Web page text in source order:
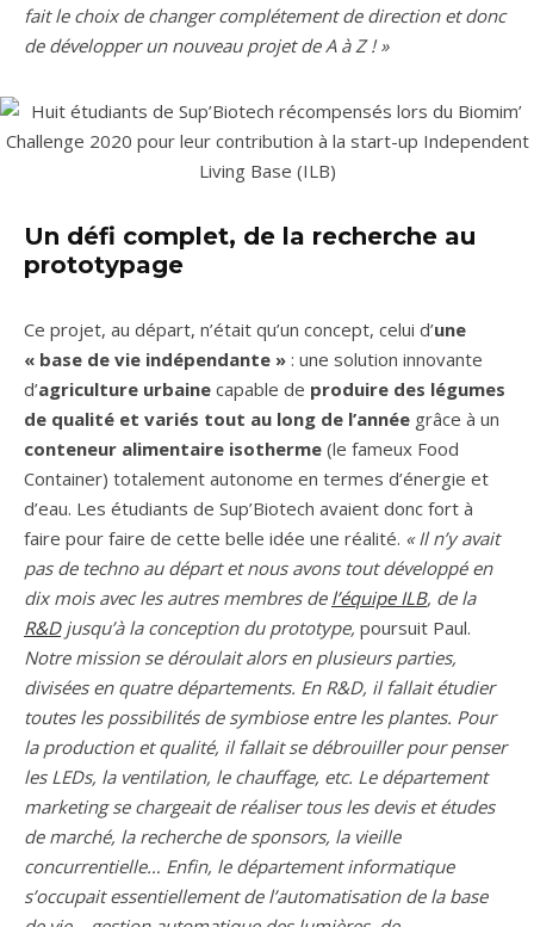
fait le choix de changer complétement de direction et donc
de développer un nouveau projet de A à Z ! »
Un défi complet, de la recherche au
prototypage
Ce projet, au départ, n’était qu’un concept, celui d’une
« base de vie indépendante » : une solution innovante
d’agriculture urbaine capable de produire des légumes
de qualité et variés tout au long de l’année grâce à un
conteneur alimentaire isotherme (le fameux Food
Container) totalement autonome en termes d’énergie et
d’eau. Les étudiants de Sup’Biotech avaient donc fort à
faire pour faire de cette belle idée une réalité. « Il n’y avait
pas de techno au départ et nous avons tout développé en
dix mois avec les autres membres de l’équipe ILB, de la
R&Djusqu’à la conception du prototype, poursuit Paul.
Notre mission se déroulait alors en plusieurs parties,
divisées en quatre départements. En R&D, il fallait étudier
toutes les possibilités de symbiose entre les plantes. Pour
la production et qualité, il fallait se débrouiller pour penser
les LEDs, la ventilation, le chauffage, etc. Le département
marketing se chargeait de réaliser tous les devis et études
de marché, la recherche de sponsors, la vieille
concurrentielle… Enfin, le département informatique
s’occupait essentiellement de l’automatisation de la base